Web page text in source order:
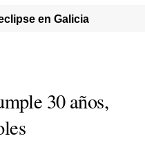
en Galicia
30 años,